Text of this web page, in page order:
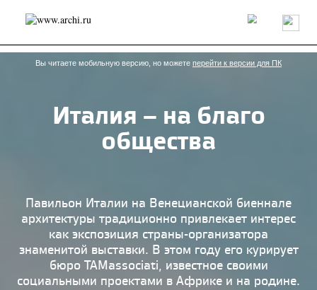
Россия Мир Технологии Интерьер Пресса
Архитекторы
Проекты
Конкурсы События Книги Вакансии
send.project Анонсы конкурсов
Блог
Интервью
Объект
Результаты конкурса
Книги
Наследие Образование
Урбанистика
Эко
Вы читаете мобильную версию, но можете перейти к версии для ПК
Италия – на благо
общества
Павильон Италии на Венецианской биеннале
архитектуры традиционно привлекает интерес
как экспозиция страны-организатора
знаменитой выставки. В этом году его курирует
бюро TAMassociati, известное своими
социальными проектами в Африке и на родине.